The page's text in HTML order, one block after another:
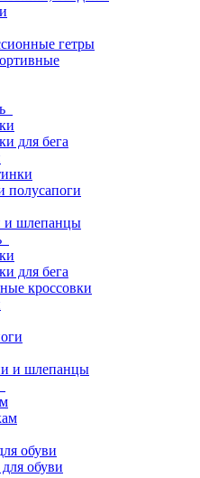
гетры
для бега
полусапоги
и шлепанцы
для бега
кроссовки
и шлепанцы
обуви
обуви